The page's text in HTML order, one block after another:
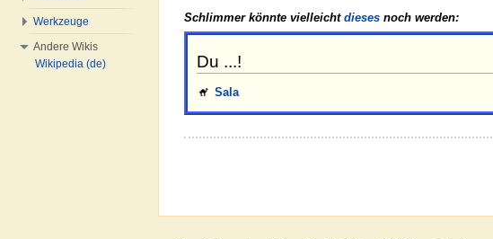
Schlimmer könnte vielleicht dieses noch werden:
Du ...!
Sala
Werkzeuge
Andere Wikis
Wikipedia (de)